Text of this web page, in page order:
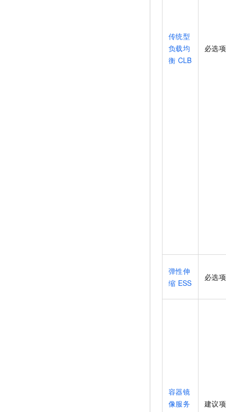
传统型
负载均
衡 CLB
必选项
弹性伸
缩 ESS
必选项
容器镜
像服务
建议项